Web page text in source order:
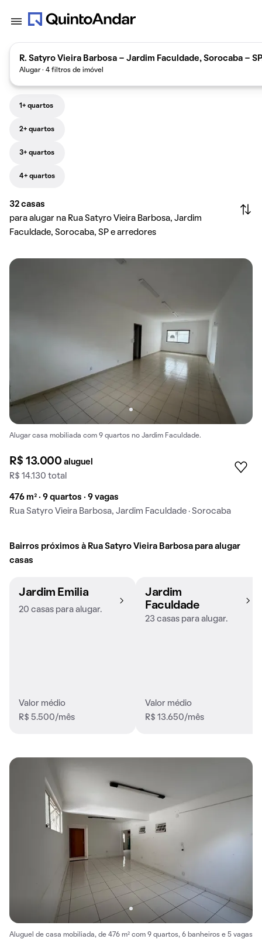
R. Satyro Vieira Barbosa - Jardim Faculdade, Sorocaba -
Alugar · 4 filtros de imóvel
1+ quartos
2+ quartos
3+ quartos
4+ quartos
32 casas
para alugar na Rua Satyro Vieira Barbosa, Jardim
Faculdade, Sorocaba, SP e arredores
Alugar casa mobiliada com 9 quartos no Jardim Faculdade.
R$ 13.000aluguel
R$ 14.130 total
476 m² · 9 quartos · 9 vagas
Rua Satyro Vieira Barbosa, Jardim Faculdade · Sorocaba
Bairros próximos à Rua Satyro Vieira Barbosa para alugar
casas
Jardim Emilia
20 casas para alugar.
Valor médio
R$ 5.500/mês
Jardim
Faculdade
23 casas para alugar.
Valor médio
R$ 13.650/mês
Aluguel de casa mobiliada, de 476 m² com 9 quartos, 6 banheiros e 5 vagas